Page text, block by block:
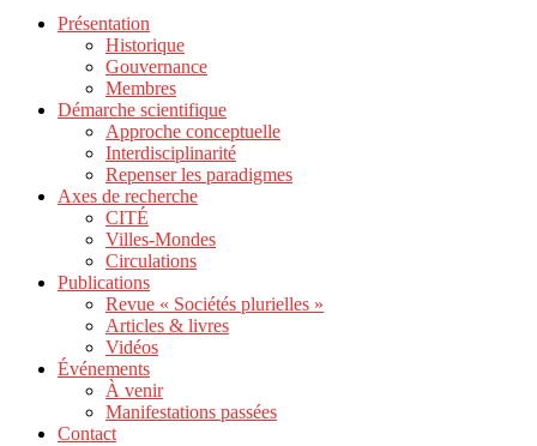
Présentation
Historique
Gouvernance
Membres
Démarche scientifique
Approche conceptuelle
Interdisciplinarité
Repenser les paradigmes
Axes de recherche
CITÉ
Villes-Mondes
Circulations
Publications
Revue « Sociétés plurielles »
Articles & livres
Vidéos
Événements
À venir
Manifestations passées
Contact